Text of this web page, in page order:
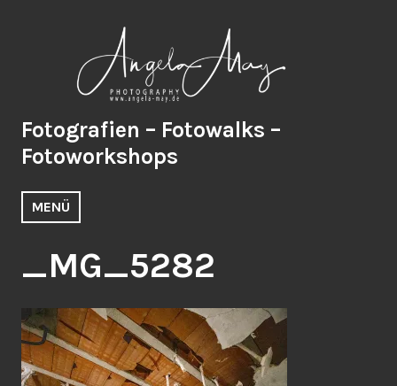
Fotografien – Fotowalks –
Fotoworkshops
MENÜ
_MG_5282